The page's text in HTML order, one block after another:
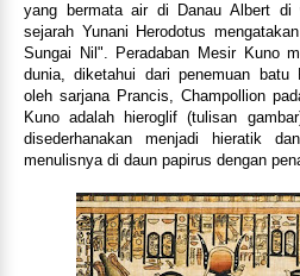
yang bermata air di Danau Albert di
sejarah Yunani Herodotus
Sungai Nil". Peradaban Mesir Kuno
dunia, diketahui dari penemuan batu
oleh sarjana Prancis, Champollion
Kuno adalah hieroglif (tulisan
disederhanakan menjadi hieratik
menulisnya di daun papirus dengan